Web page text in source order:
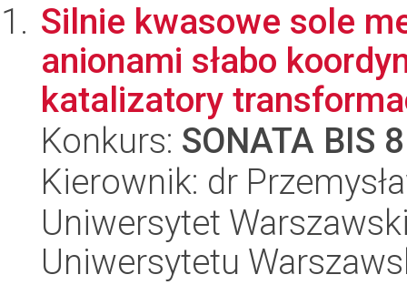
Silnie kwasowe sole
anionami słabo
katalizatory
Konkurs: SONATA BIS 8
Kierownik: dr
Uniwersytet
Uniwersytetu